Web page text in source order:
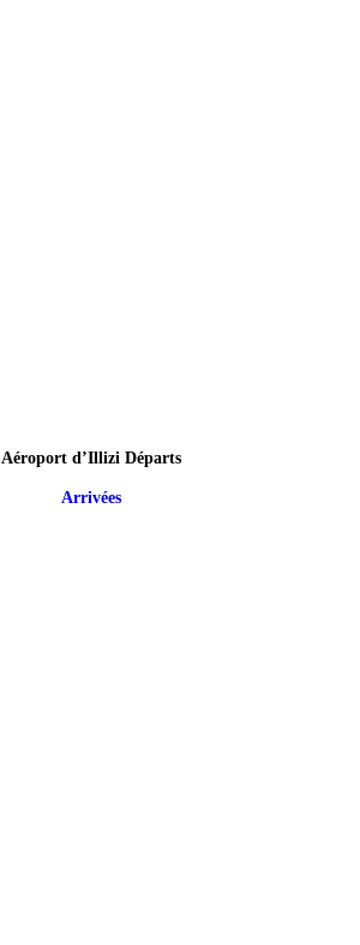
Aéroport d’Illizi Départs
Arrivées